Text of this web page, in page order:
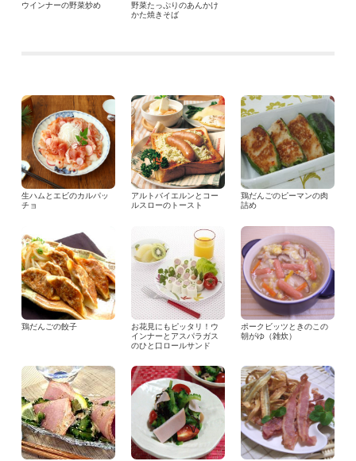
ウインナーの野菜炒め
野菜たっぷりのあんかけ
かた焼きそば
生ハムとエビのカルパッ
チョ
アルトバイエルンとコー
ルスローのトースト
鶏だんごのピーマンの肉
詰め
鶏だんごの餃子
お花見にもピッタリ！ウ
インナーとアスパラガス
のひと口ロールサンド
ポークビッツときのこの
朝がゆ（雑炊）